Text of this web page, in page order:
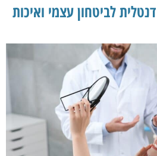
לביטחון עצמי ואיכות